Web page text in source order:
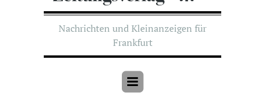
Nachrichten und Kleinanzeigen für
Frankfurt